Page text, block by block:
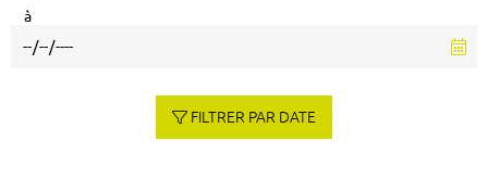
à
FILTRER PAR DATE